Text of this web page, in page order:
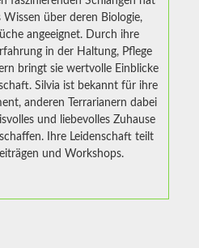
über deren Biologie,
angeeignet. Durch ihre
in der Haltung, Pflege
bringt sie wertvolle Einblicke
Silvia ist bekannt für ihre
anderen Terrarianern dabei
und liebevolles Zuhause
Ihre Leidenschaft teilt
und Workshops.